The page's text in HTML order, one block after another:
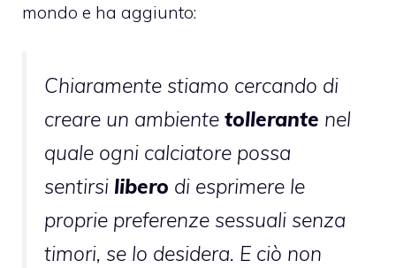
mondo e ha aggiunto:
Chiaramente stiamo cercando di
creare un ambiente tollerante nel
quale ogni calciatore possa
sentirsi libero di esprimere le
proprie preferenze sessuali senza
timori, se lo desidera. E ciò non